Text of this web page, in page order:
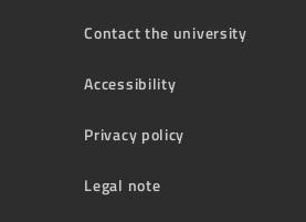
Contact the university
Accessibility
Privacy policy
Legal note